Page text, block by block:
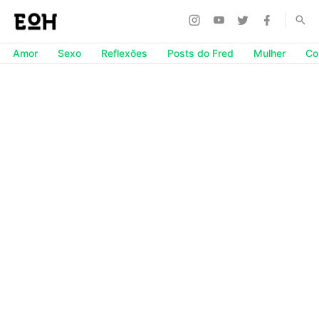
Amor Sexo Reflexões Posts do Fred Mulher